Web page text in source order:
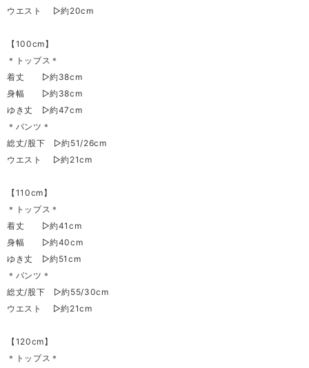
ウエスト ▷約20cm
【100cm】
＊トップス＊
着丈 ▷約38cm
身幅 ▷約38cm
ゆき丈 ▷約47cm
＊パンツ＊
総丈/股下 ▷約51/26cm
ウエスト ▷約21cm
【110cm】
＊トップス＊
着丈 ▷約41cm
身幅 ▷約40cm
ゆき丈 ▷約51cm
＊パンツ＊
総丈/股下 ▷約55/30cm
ウエスト ▷約21cm
【120cm】
＊トップス＊